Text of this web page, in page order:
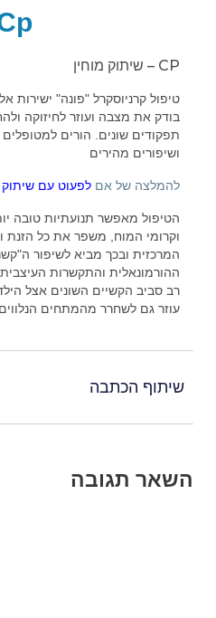
CP – שיתוק מוחין
טיפול קרניוסקרל "פונה"
בודק את מצבה ועוזר לחיזוקה
תפקודים שונים. הורים למטופלים
ושיפורים מהירים
להמלצה של אם לפעוט עם שיתוק
הטיפול מאפשר תנועתיות טובה
וקרומי המוח, משפר את כל הזנת
המרכזית ובכך מביא לשיפור
ההורמונאלית והתקשרות
רב סביב הקשיים השונים אצל
עוזר גם לשחרר מהמתחים
שיתוף הכתבה
השאר תגובה